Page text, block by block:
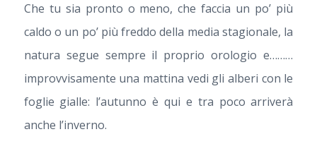
Che tu sia pronto o meno, che faccia un po’ più
caldo o un po’ più freddo della media stagionale, la
natura segue sempre il proprio orologio e………
improvvisamente una mattina vedi gli alberi con le
foglie gialle: l’autunno è qui e tra poco arriverà
anche l’inverno.